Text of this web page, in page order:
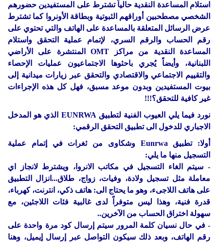
استلام المساعدة النقدية حالياً تشترط على المستفيدين حضورهم
الشخصي مصطحبين أوراقهم الثبوتية وبطاقة الأونروا كما تشترط
عرض الرسائل المتعلقة بالمساعدة على الهاتف والتي تحتوي على
رقم الحساب والرقم السري، لإتمام عملية التحقق واستلام
المساعدة النقدية من مراكز OMT المنتشرة على الأراضي
اللبنانية، وأيضاً يُجري باحثوها الاجتماعيون عمليات الإحصاء
والتقييم الاجتماعي والاقتصادي والتحقق عبر زيارات ميدانية إلى
بيوت المستفيدين وبدون موعد مسبق، فهل كل هذه الإجراءات
غير كافية للتحقق؟!!!
نورد فيما يلي العيوب الفنية لتطبيق EUNRWA الذي هو المدخل
الاجباري للدخول الى تطبيق التحقق الرقمي:
أولا: تطبيق Eunrwa وشكاوى من ثغرات في إتمام عملية
التسجيل منها ما يلي:
- سيتم الغاء التسجيل في مكاتب الانروا، ويشترط لانجاز اي
معاملة مثل تسجيل ولادة، وفيات، زواج، طلاق...انزال التطبيق
على هاتف اللاجىء، وهو ما يحتاج الى: هاتف ذكي، انترنت، كهرباء،
قدرة فنية، وهذا ليس متوفراً لدى غالبية فئات اللاجئين، مع
سهولة اختراق الحساب من الآخرين..
- في حال نسيان كلمة المرور سيتم إرسال كود مرة واحدة على
رقم الهاتف، وبعد ذلك سيكون التواصل عبر إرسال إيميل، وهنا